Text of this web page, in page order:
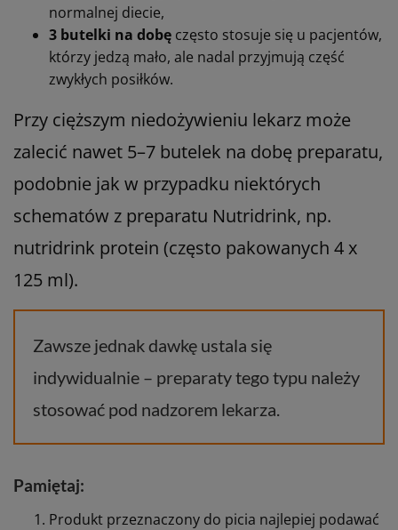
normalnej diecie,
3 butelki na dobę często stosuje się u pacjentów,
którzy jedzą mało, ale nadal przyjmują część
zwykłych posiłków.
Przy cięższym niedożywieniu lekarz może
zalecić nawet 5–7 butelek na dobę preparatu,
podobnie jak w przypadku niektórych
schematów z preparatu Nutridrink, np.
nutridrink protein (często pakowanych 4 x
125 ml).
Zawsze jednak dawkę ustala się
indywidualnie – preparaty tego typu należy
stosować pod nadzorem lekarza.
Pamiętaj:
Produkt przeznaczony do picia najlepiej podawać